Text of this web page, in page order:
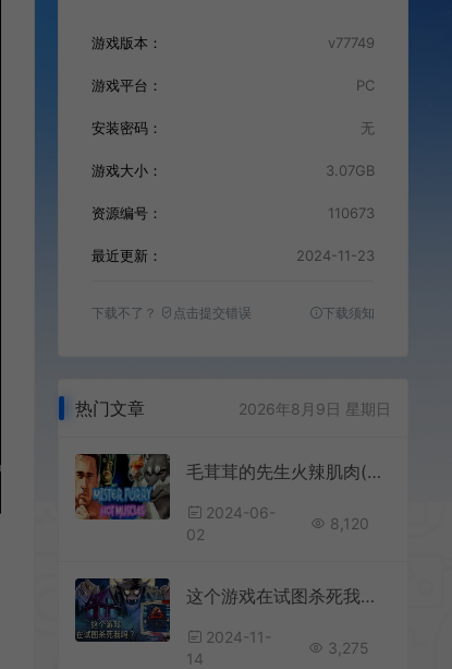
游戏版本： v77749
游戏平台： PC
安装密码： 无
游戏大小： 3.07GB
资源编号： 110673
最近更新： 2024-11-23
下载不了？ 点击提交错误 下载须知
热门文章 2026年8月9日 星期日
毛茸茸的先生火辣肌肉(Mister Furry)恶搞恐怖逃脱游戏|下载
2024-06-
02
8,120
这个游戏在试图杀死我吗(Is this Game Trying to Kill Me?)恐怖解谜游戏|单机|中文|冒险|免费下载
2024-11-
14
3,275